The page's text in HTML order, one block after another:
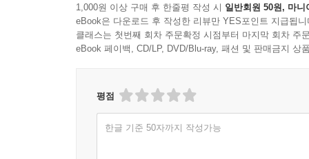
1,000원 이상 구매 후 한줄평 작성 시 일반회원 50원, 마니
eBook은 다운로드 후 작성한 리뷰만 YES포인트 지급됩니
클래스는 첫번째 회차 주문확정 시점부터 마지막 회차 주
eBook 페이백, CD/LP, DVD/Blu-ray, 패션 및 판매금지 상
평점
한글 기준 50자까지 작성가능